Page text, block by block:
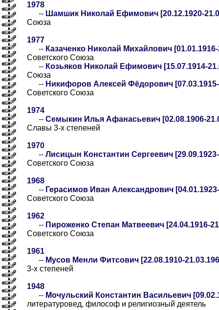
1978
-- Шамшик Николай Ефимович [20.12.1920-
Союза
1977
-- Казаченко Николай Михайлович [01.01.1916-
Советского Союза
-- Козьяков Николай Ефимович [15.07.1914-
Союза
-- Никифоров Алексей Фёдорович [07.03.1915-
Советского Союза
1974
-- Семыкин Илья Афанасьевич [02.08.1906-
Славы 3-х степеней
1970
-- Лисицын Константин Сергеевич
Советского Союза
1968
-- Герасимов Иван Александрович
Советского Союза
1962
-- Пироженко Степан Матвеевич [24.04.1916-
Советского Союза
1961
-- Мусов Менли Фитсович [22.08.1910-
3-х степеней
1948
-- Мочульский Константин Васильевич
литературовед, философ и религиозный деятель